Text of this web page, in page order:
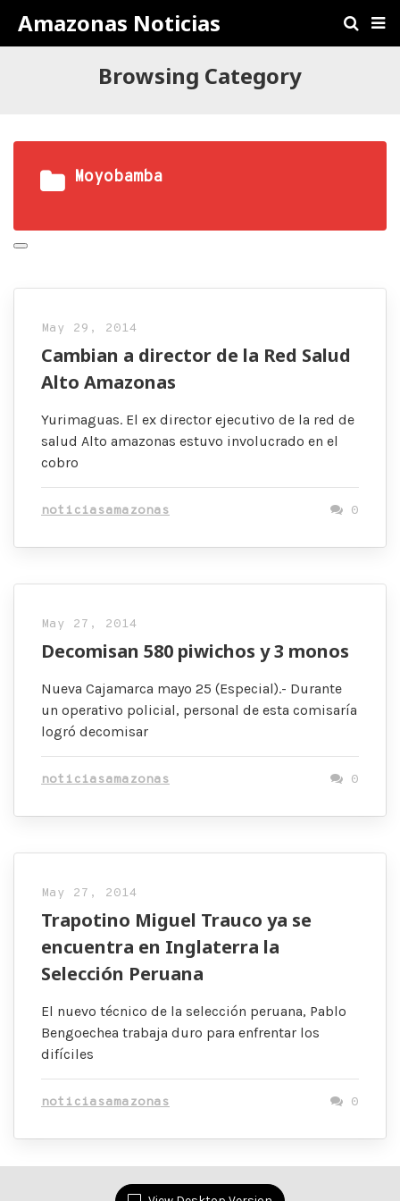
Amazonas Noticias
Browsing Category
Moyobamba
May 29, 2014
Cambian a director de la Red Salud
Alto Amazonas
Yurimaguas. El ex director ejecutivo de la red de
salud Alto amazonas estuvo involucrado en el
cobro
noticiasamazonas 0
May 27, 2014
Decomisan 580 piwichos y 3 monos
Nueva Cajamarca mayo 25 (Especial).- Durante
un operativo policial, personal de esta comisaría
logró decomisar
noticiasamazonas 0
May 27, 2014
Trapotino Miguel Trauco ya se
encuentra en Inglaterra la
Selección Peruana
El nuevo técnico de la selección peruana, Pablo
Bengoechea trabaja duro para enfrentar los
difíciles
noticiasamazonas 0